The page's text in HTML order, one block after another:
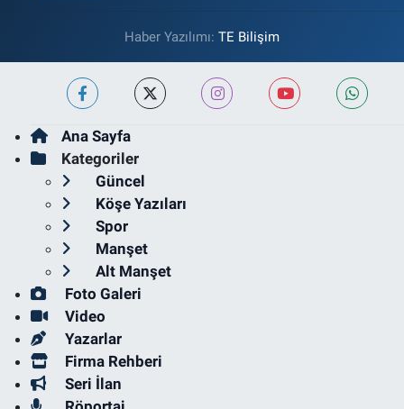
Haber Yazılımı: TE Bilişim
Ana Sayfa
Kategoriler
Güncel
Köşe Yazıları
Spor
Manşet
Alt Manşet
Foto Galeri
Video
Yazarlar
Firma Rehberi
Seri İlan